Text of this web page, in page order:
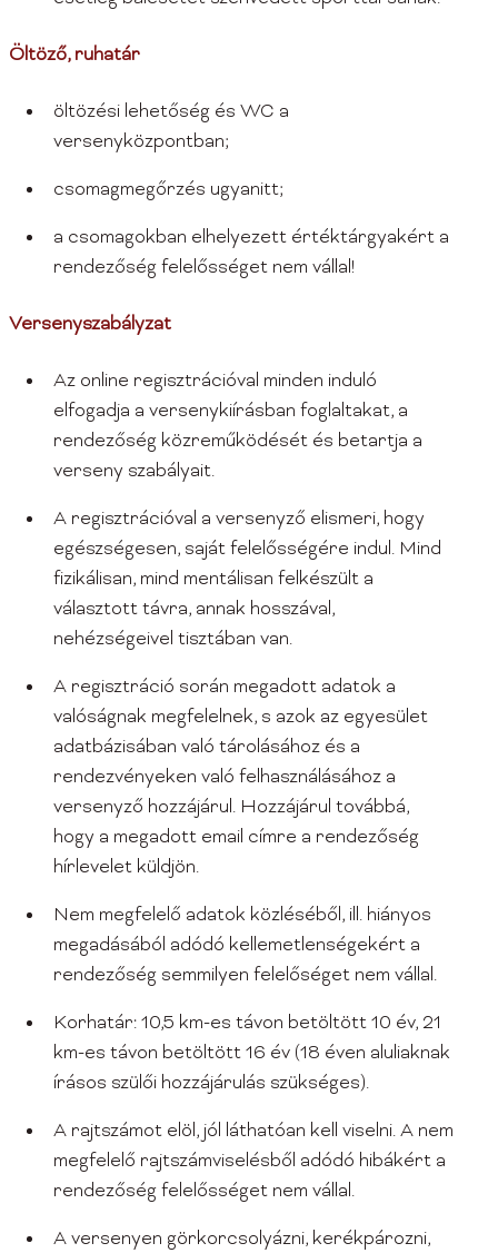
Öltöző, ruhatár
öltözési lehetőség és WC a
versenyközpontban;
csomagmegőrzés ugyanitt;
a csomagokban elhelyezett értéktárgyakért a
rendezőség felelősséget nem vállal!
Versenyszabályzat
Az online regisztrációval minden induló
elfogadja a versenykiírásban foglaltakat, a
rendezőség közreműködését és betartja a
verseny szabályait.
A regisztrációval a versenyző elismeri, hogy
egészségesen, saját felelősségére indul. Mind
fizikálisan, mind mentálisan felkészült a
választott távra, annak hosszával,
nehézségeivel tisztában van.
A regisztráció során megadott adatok a
valóságnak megfelelnek, s azok az egyesület
adatbázisában való tárolásához és a
rendezvényeken való felhasználásához a
versenyző hozzájárul. Hozzájárul továbbá,
hogy a megadott email címre a rendezőség
hírlevelet küldjön.
Nem megfelelő adatok közléséből, ill. hiányos
megadásából adódó kellemetlenségekért a
rendezőség semmilyen felelőséget nem vállal.
Korhatár: 10,5 km-es távon betöltött 10 év, 21
km-es távon betöltött 16 év (18 éven aluliaknak
írásos szülői hozzájárulás szükséges).
A rajtszámot elöl, jól láthatóan kell viselni. A nem
megfelelő rajtszámviselésből adódó hibákért a
rendezőség felelősséget nem vállal.
A versenyen görkorcsolyázni, kerékpározni,